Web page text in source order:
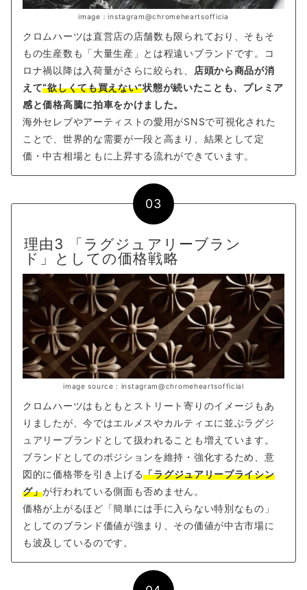
image：instagram@chromeheartsofficia
クロムハーツは直営店の店舗数も限られており、そもそ
もの生産数も「大量生産」とは程遠いブランドです。コ
ロナ禍以降は入荷量がさらに絞られ、
店頭から商品が消
えて“欲しくても買えない”状態が続いたことも、プレミア
感と価格高騰に拍車をかけました。
海外セレブやアーティストの愛用がSNSで可視化された
ことで、世界的な需要が一段と高まり、結果として定
価・中古相場ともに上昇する流れができています。
03
理由3 「ラグジュアリーブラン
ド」としての価格戦略
image source : instagram@chromeheartsofficial
クロムハーツはもともとストリート寄りのイメージもあ
りましたが、今ではエルメスやカルティエに並ぶラグジ
ュアリーブランドとして扱われることも増えています。
ブランドとしてのポジションを維持・強化するため、意
図的に価格帯を引き上げる「ラグジュアリープライシン
グ」が行われている側面も否めません。
価格が上がるほど「簡単には手に入らない特別なもの」
としてのブランド価値が強まり、その価値が中古市場に
も波及しているのです。